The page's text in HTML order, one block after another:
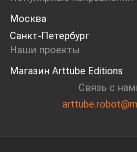
Blazar 2024
Встречи
Круглый стол
Москва
Санкт-Петербург
Наши проекты
Магазин Arttube Editions
Связь с